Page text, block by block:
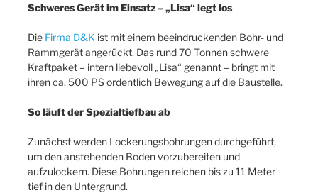
Schweres Gerät im Einsatz – „Lisa“ legt los
Die Firma D&K ist mit einem beeindruckenden Bohr- und
Rammgerät angerückt. Das rund 70 Tonnen schwere
Kraftpaket – intern liebevoll „Lisa“ genannt – bringt mit
ihren ca. 500 PS ordentlich Bewegung auf die Baustelle.
So läuft der Spezialtiefbau ab
Zunächst werden Lockerungsbohrungen durchgeführt,
um den anstehenden Boden vorzubereiten und
aufzulockern. Diese Bohrungen reichen bis zu 11 Meter
tief in den Untergrund.